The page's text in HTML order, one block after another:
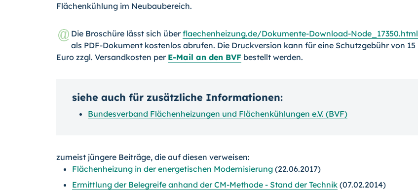
Flächenkühlung im Neubaubereich.
Die Broschüre lässt sich überflaechenheizung.de/Dokumente-Download-Node_17350.html
als PDF-Dokument kostenlos abrufen. Die Druckversion kann für eine Schutzgebühr von 15
Euro zzgl. Versandkosten per E-Mail an den BVF bestellt werden.
siehe auch für zusätzliche Informationen:
Bundesverband Flächenheizungen und Flächenkühlungen e.V. (BVF)
zumeist jüngere Beiträge, die auf diesen verweisen:
Flächenheizung in der energetischen Modernisierung (22.06.2017)
Ermittlung der Belegreife anhand der CM-Methode - Stand der Technik (07.02.2014)